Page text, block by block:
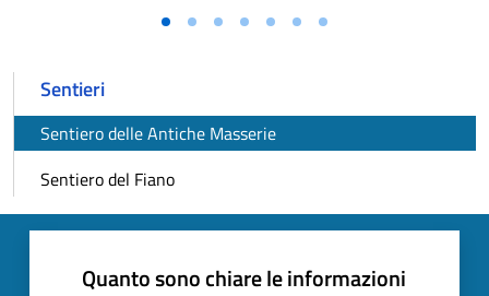
Vai alla slide 1
Vai alla slide 2
Vai alla slide 3
Vai alla slide 4
Vai alla slide 5
Vai alla slide 6
Vai alla slide 7
Sentieri
Sentiero delle Antiche Masserie
Sentiero del Fiano
Quanto sono chiare le informazioni